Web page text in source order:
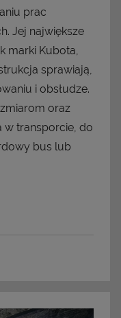
prac
Jej największe
marki Kubota,
sprawiają,
i obsłudze.
oraz
w transporcie, do
bus lub